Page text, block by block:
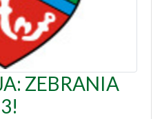
ZEBRANIA